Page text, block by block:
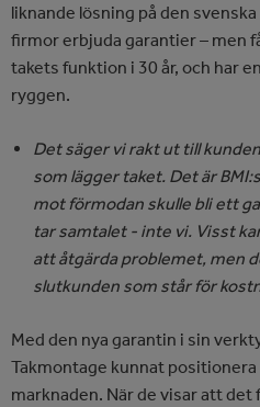
liknande lösning på den
firmor erbjuda garantier – men
takets funktion i 30 år, och har
ryggen.
Det säger vi rakt ut till
som lägger taket. Det är
mot förmodan skulle bli ett
tar samtalet - inte vi. Visst
att åtgärda problemet, men
slutkunden som står för
Med den nya garantin i sin
Takmontage kunnat
marknaden. När de visar att